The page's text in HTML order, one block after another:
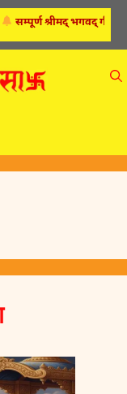
सम्पूर्ण श्रीमद्‍ भगवद्‍ गीता